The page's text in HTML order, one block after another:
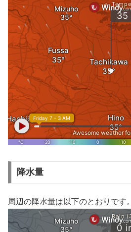
降水量
周辺の降水量は以下のとおりです。